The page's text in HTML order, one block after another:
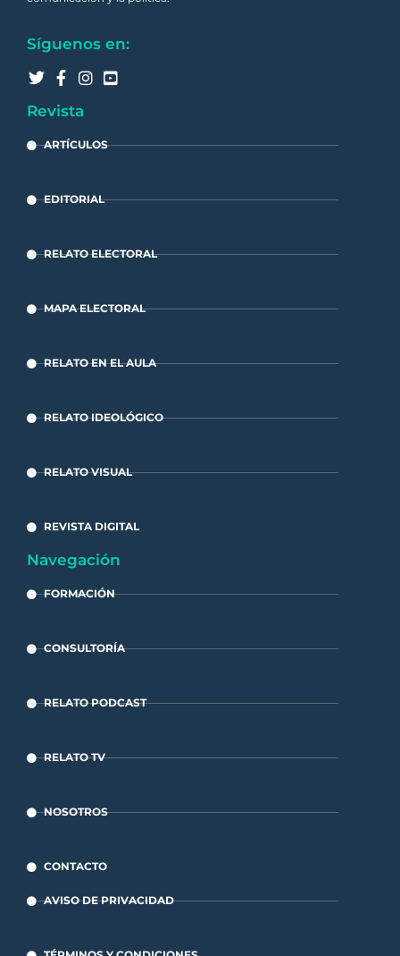
Síguenos en:
Revista
ARTÍCULOS
EDITORIAL
RELATO ELECTORAL
MAPA ELECTORAL
RELATO EN EL AULA
RELATO IDEOLÓGICO
RELATO VISUAL
REVISTA DIGITAL
Navegación
FORMACIÓN
CONSULTORÍA
RELATO PODCAST
RELATO TV
NOSOTROS
CONTACTO
AVISO DE PRIVACIDAD